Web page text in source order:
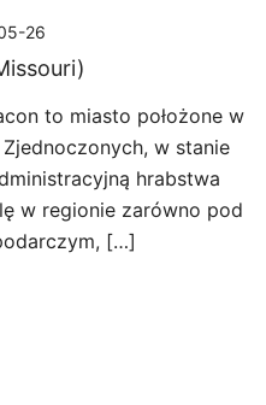
26
to miasto położone w
w stanie
hrabstwa
w regionie zarówno pod
[…]